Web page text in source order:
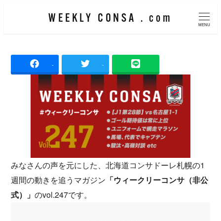
コ
ン
WEEKLY CONSA . com
MENU
- -
みなさんの声を元にした、北海道コンサドーレ札幌の1
週間の動きを追うマガジン 「ウィークリーコンサ（非公
式）」のvol.247です。